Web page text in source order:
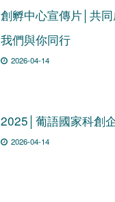
創孵中心宣傳片│共
我們與你同行
2026-04-14
2025│葡語國家科創
2026-04-14